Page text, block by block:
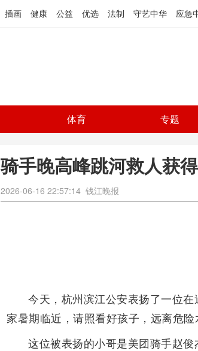
插画 健康 公益 优选 法制 守艺中华 应急
体育 专题
骑手晚高峰跳河救人获
2026-06-16 22:57:14 钱江晚报
今天，杭州滨江公安表扬了一位
家暑期临近，请照看好孩子，远离危险
这位被表扬的小哥是美团骑手赵